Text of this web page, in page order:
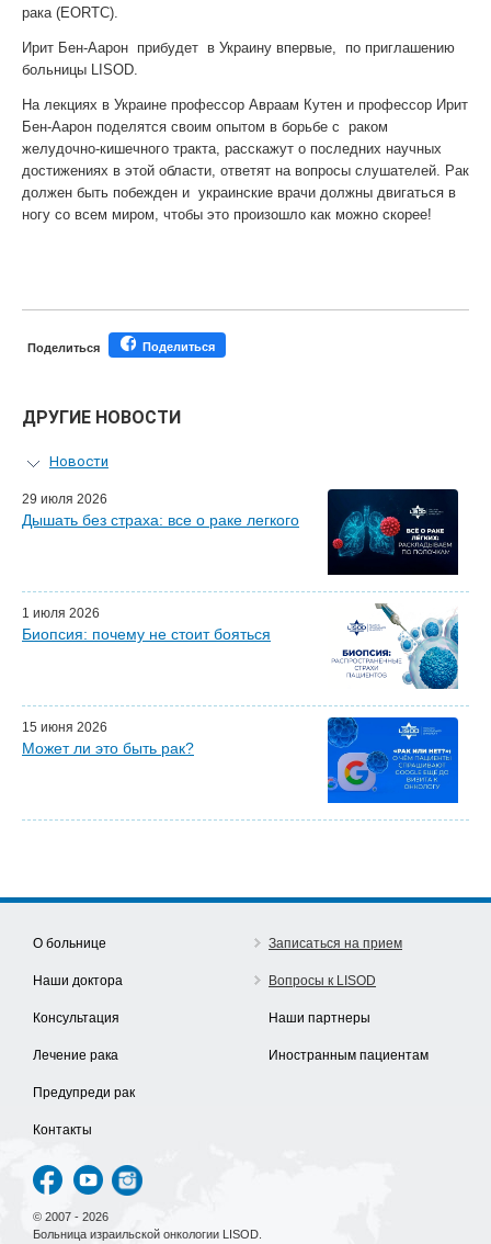
рака (EORTC).
Ирит Бен-Аарон прибудет в Украину впервые, по приглашению
больницы LISOD.
На лекциях в Украине профессор Авраам Кутен и профессор Ирит
Бен-Аарон поделятся своим опытом в борьбе с раком
желудочно-кишечного тракта, расскажут о последних научных
достижениях в этой области, ответят на вопросы слушателей. Рак
должен быть побежден и украинские врачи должны двигаться в
ногу со всем миром, чтобы это произошло как можно скорее!
Поделиться Поделиться
ДРУГИЕ НОВОСТИ
Новости
Персональный гид
Мастер-классы для врачей
Наши партнеры
29 июля 2026
Дышать без страха: все о раке легкого
1 июля 2026
Биопсия: почему не стоит бояться
15 июня 2026
Может ли это быть рак?
О больнице
Наши доктора
Консультация
Лечение рака
Предупреди рак
Контакты
Записаться на прием
Вопросы к LISOD
Наши партнеры
Иностранным пациентам
© 2007 - 2026
Больница израильской онкологии LISOD.